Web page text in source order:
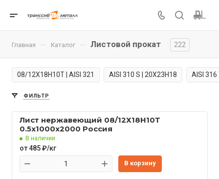
Главная — Каталог — Листовой прокат 222
08/12Х18Н10Т | AISI 321 AISI 310 S | 20Х23Н18 AISI
ФИЛЬТР
Лист нержавеющий 08/12Х18Н10Т
0.5x1000x2000 Россия
В наличии
от 485 ₽/кг
В корзину